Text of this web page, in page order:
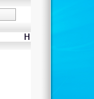
спорта «Ұлы